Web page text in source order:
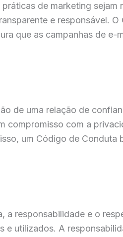
de marketing sejam
e responsável.
que as campanhas de e-
de uma relação de
compromisso com a
um Código de Conduta
a responsabilidade e o
e utilizados. A